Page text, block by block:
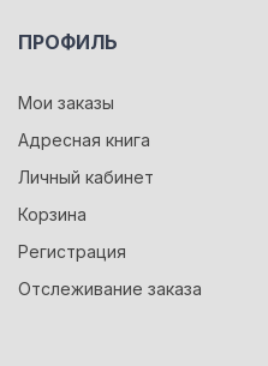
ПРОФИЛЬ
Мои заказы
Адресная книга
Личный кабинет
Корзина
Регистрация
Отслеживание заказа